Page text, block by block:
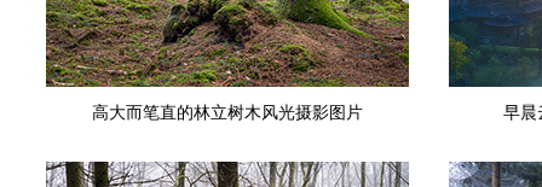
高大而笔直的林立树木风光摄影图片 早晨